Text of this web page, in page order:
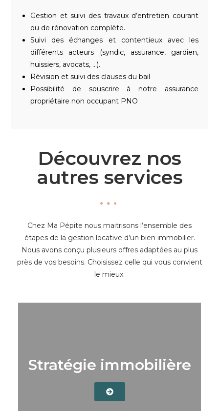
Gestion et suivi des travaux d’entretien courant
ou de rénovation complète.
Suivi des échanges et contentieux avec les
différents acteurs (syndic, assurance, gardien,
huissiers, avocats, …).
Révision et suivi des clauses du bail
Possibilité de souscrire à notre assurance
propriétaire non occupant PNO
Découvrez nos
autres services
Chez Ma Pépite nous maitrisons l’ensemble des
étapes de la gestion locative d’un bien immobilier.
Nous avons conçu plusieurs offres adaptées au plus
près de vos besoins. Choisissez celle qui vous convient
le mieux.
Stratégie immobilière